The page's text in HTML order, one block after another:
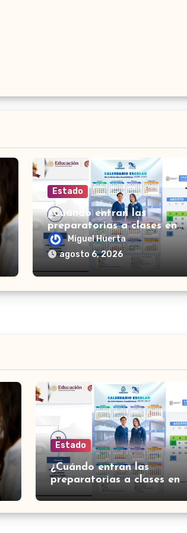
Estado
¿Cuándo entran las
preparatorias a clases en
Guanajuato? Esto es lo que
se sabe
Miguel Huerta
agosto 6, 2026
Estado
¿Cuándo entran las
preparatorias a clases en
Guanajuato? Esto es lo que
se sabe